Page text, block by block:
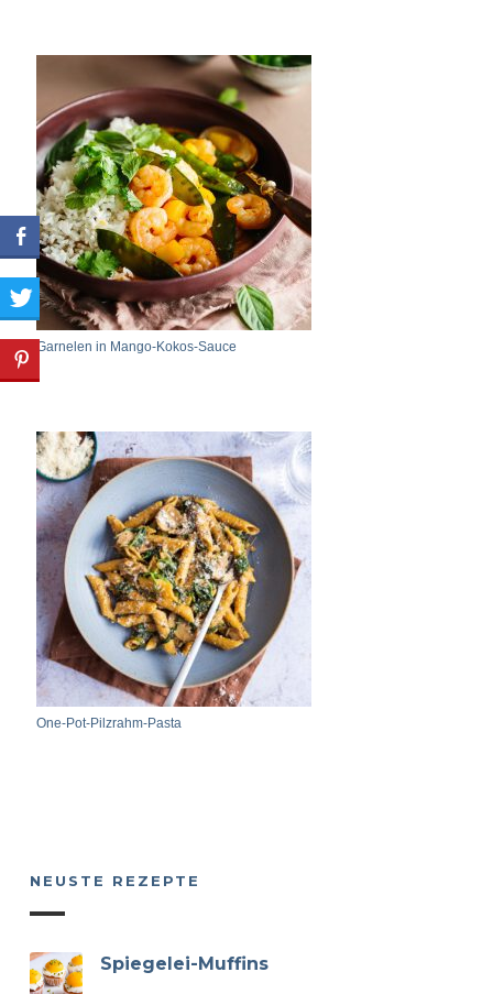
Garnelen in Mango-Kokos-Sauce
One-Pot-Pilzrahm-Pasta
NEUSTE REZEPTE
Spiegelei-Muffins